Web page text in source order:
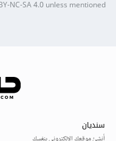
NC-SA 4.0unless mentioned